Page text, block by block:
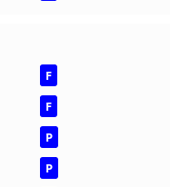
F
F
P
P